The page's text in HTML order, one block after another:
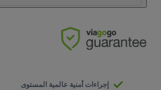
إجراءات أمنية عالمية المستوى